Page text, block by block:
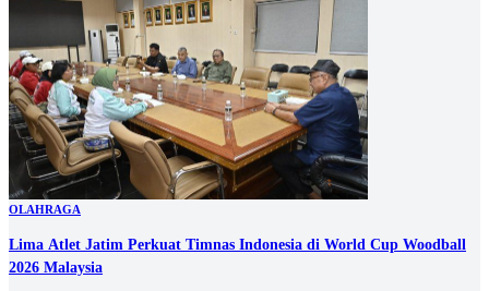
OLAHRAGA
Lima Atlet Jatim Perkuat Timnas Indonesia di World Cup Woodball
2026 Malaysia